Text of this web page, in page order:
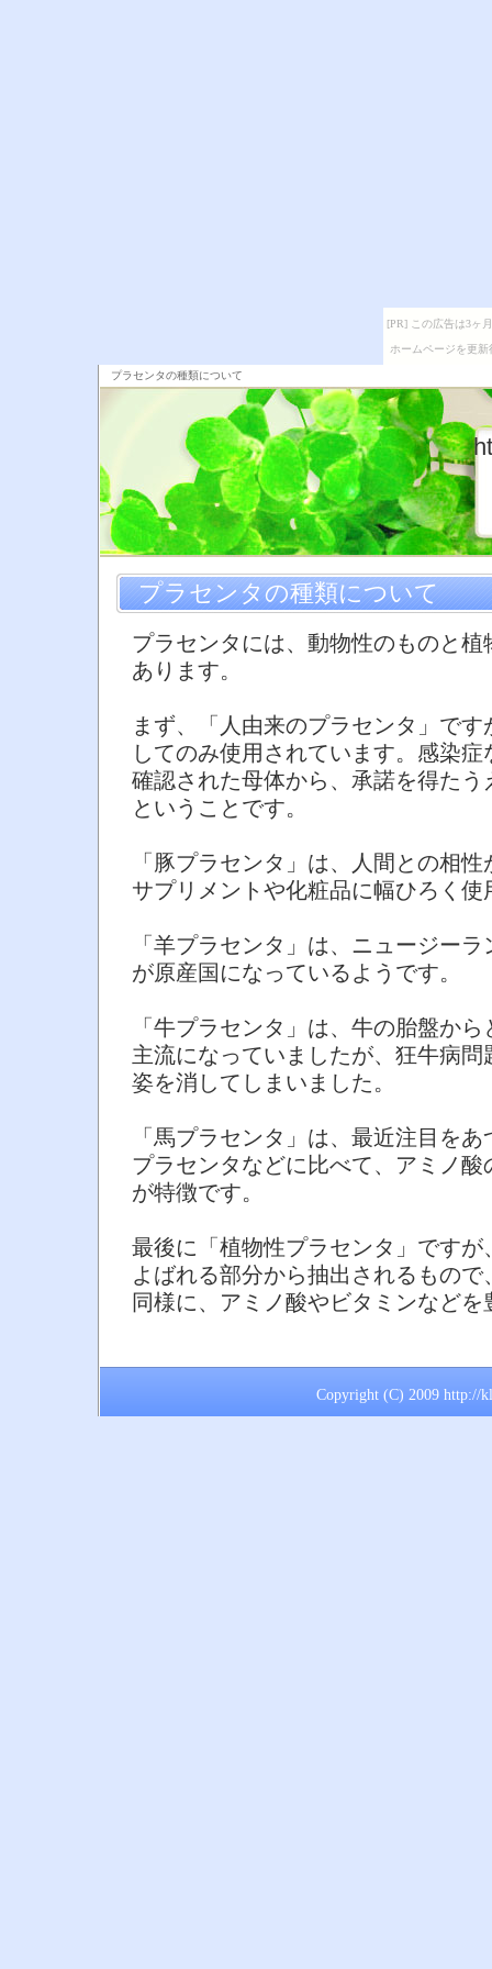
[PR] この広告は3ヶ
ホームページを更
プラセンタの種類について
プラセンタの種類について
プラセンタには、動物性のものと
あります。
まず、「人由来のプラセンタ」で
してのみ使用されています。感染
確認された母体から、承諾を得た
ということです。
「豚プラセンタ」は、人間との相
サプリメントや化粧品に幅ひろく使
「羊プラセンタ」は、ニュージー
が原産国になっているようです。
「牛プラセンタ」は、牛の胎盤か
主流になっていましたが、狂牛病
姿を消してしまいました。
「馬プラセンタ」は、最近注目を
プラセンタなどに比べて、アミノ
が特徴です。
最後に「植物性プラセンタ」です
よばれる部分から抽出されるもの
同様に、アミノ酸やビタミンなど
Copyright (C) 2009 http://